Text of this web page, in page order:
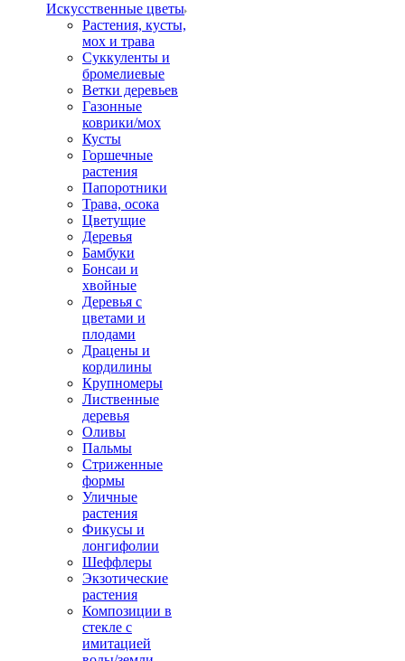
Искусственные цветы
Растения, кусты,
мох и трава
Суккуленты и
бромелиевые
Ветки деревьев
Газонные
коврики/мох
Кусты
Горшечные
растения
Папоротники
Трава, осока
Цветущие
Деревья
Бамбуки
Бонсаи и
хвойные
Деревья с
цветами и
плодами
Драцены и
кордилины
Крупномеры
Лиственные
деревья
Оливы
Пальмы
Стриженные
формы
Уличные
растения
Фикусы и
лонгифолии
Шеффлеры
Экзотические
растения
Композиции в
стекле с
имитацией